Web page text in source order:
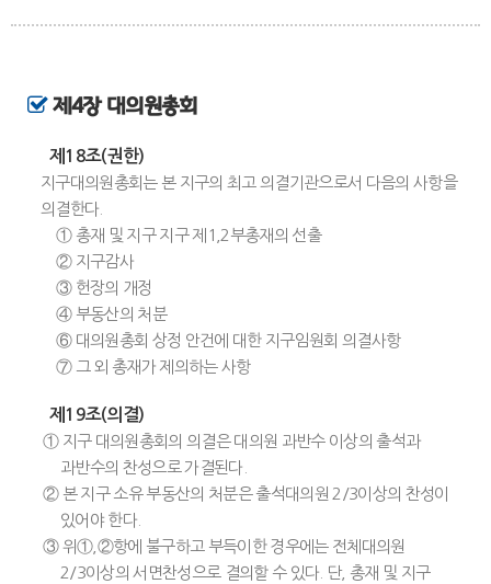
제4장 대의원총회
제18조(권한)
지구대의원총회는 본 지구의 최고 의결기관으로서 다음의 사항을
의결한다.
① 총재 및 지구 지구 제1,2부총재의 선출
② 지구감사
③ 헌장의 개정
④ 부동산의 처분
⑥ 대의원총회 상정 안건에 대한 지구임원회 의결사항
⑦ 그 외 총재가 제의하는 사항
제19조(의결)
① 지구 대의원총회의 의결은 대의원 과반수 이상의 출석과
과반수의 찬성으로 가결된다.
② 본 지구 소유 부동산의 처분은 출석대의원 2/3이상의 찬성이
있어야 한다.
③ 위①,②항에 불구하고 부득이한 경우에는 전체대의원
2/3이상의 서면찬성으로 결의할 수 있다. 단, 총재 및 지구